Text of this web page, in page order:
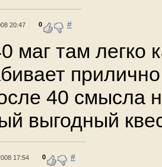
20:47 0 #
маг там легко
40 смысла
выгодный
17:54 0 #